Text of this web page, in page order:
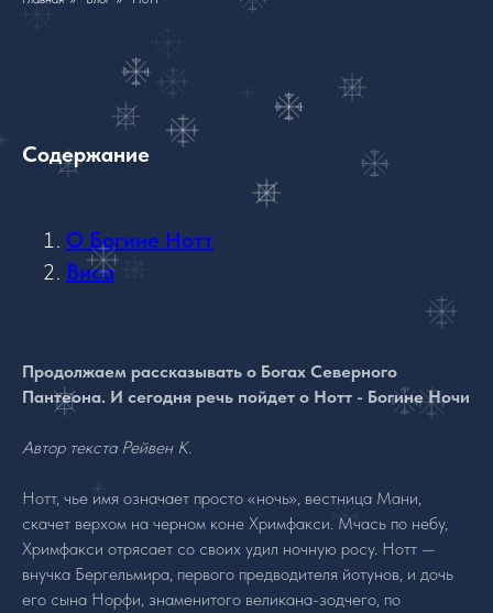
Содержание
О Богине Нотт
Виса
Продолжаем рассказывать о Богах Северного
Пантеона. И сегодня речь пойдет о Нотт - Богине Ночи
Автор текста Рейвен К.
Нотт, чье имя означает просто «ночь», вестница Мани,
скачет верхом на черном коне Хримфакси. Мчась по небу,
Хримфакси отрясает со своих удил ночную росу. Нотт —
внучка Бергельмира, первого предводителя йотунов, и дочь
его сына Норфи, знаменитого великана-зодчего, по